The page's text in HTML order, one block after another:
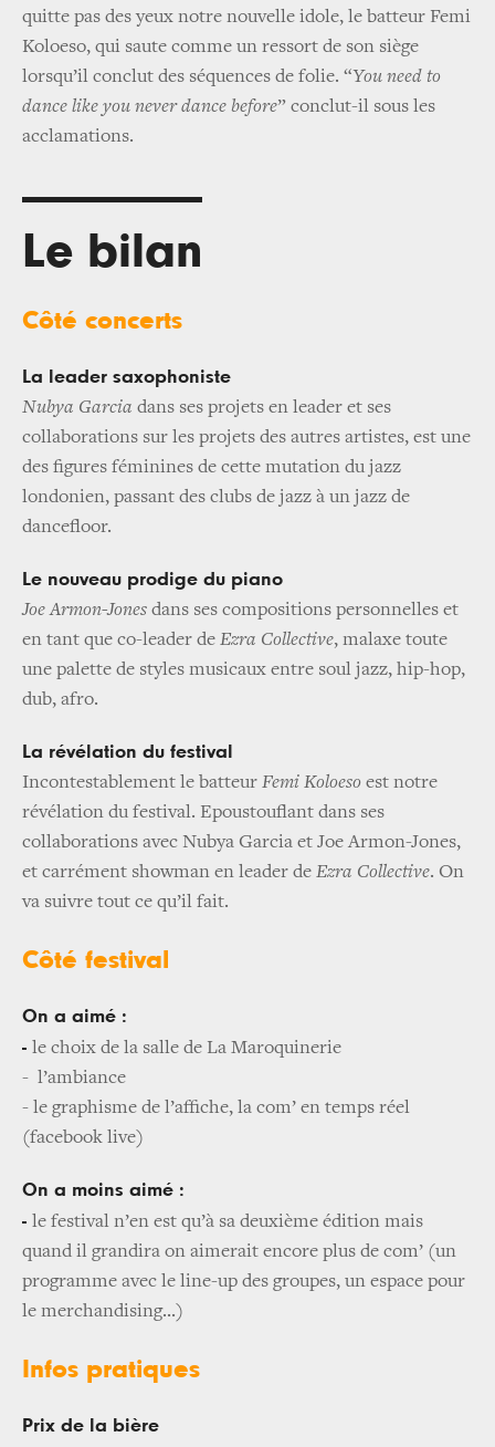
quitte pas des yeux notre nouvelle idole, le batteur Femi
Koloeso, qui saute comme un ressort de son siège
lorsqu’il conclut des séquences de folie. “You need to
dance like you never dance before” conclut-il sous les
acclamations.
Le bilan
Côté concerts
La leader saxophoniste
Nubya Garcia dans ses projets en leader et ses
collaborations sur les projets des autres artistes, est une
des figures féminines de cette mutation du jazz
londonien, passant des clubs de jazz à un jazz de
dancefloor.
Le nouveau prodige du piano
Joe Armon-Jones dans ses compositions personnelles et
en tant que co-leader de Ezra Collective, malaxe toute
une palette de styles musicaux entre soul jazz, hip-hop,
dub, afro.
La révélation du festival
Incontestablement le batteur Femi Koloeso est notre
révélation du festival. Epoustouflant dans ses
collaborations avec Nubya Garcia et Joe Armon-Jones,
et carrément showman en leader de Ezra Collective. On
va suivre tout ce qu’il fait.
Côté festival
On a aimé :
- le choix de la salle de La Maroquinerie
- l’ambiance
- le graphisme de l’affiche, la com’ en temps réel
(facebook live)
On a moins aimé :
- le festival n’en est qu’à sa deuxième édition mais
quand il grandira on aimerait encore plus de com’ (un
programme avec le line-up des groupes, un espace pour
le merchandising...)
Infos pratiques
Prix de la bière